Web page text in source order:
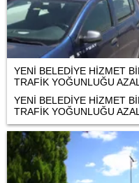
YENİ BELEDİYE HİZMET
TRAFİK YOĞUNLUĞU
YENİ BELEDİYE HİZMET
TRAFİK YOĞUNLUĞU